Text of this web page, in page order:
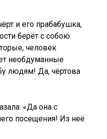
и его прабабушка,
берёт с собою
человек
необдуманные
людям! Да, чёртова
«Да она с
посещения! Из неё